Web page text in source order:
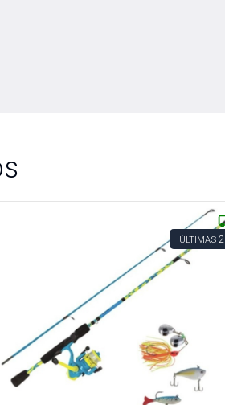
ÚLTIMAS 2